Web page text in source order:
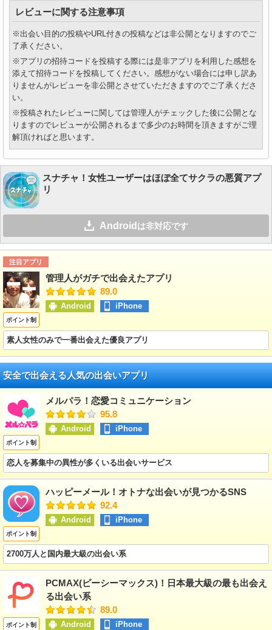
レビューに関する注意事項
※出会い目的の投稿やURL付きの投稿などは非公開となりますのでご
了承ください。
※アプリの招待コードを投稿する際には是非アプリを利用した感想を
添えて招待コードを投稿してください。感想がない場合には申し訳あ
りませんがレビューを非公開とさせていただきますのでご了承くださ
い。
※投稿されたレビューに関しては管理人がチェックした後に公開とな
りますのでレビューが公開されるまで多少のお時間を頂きますがご理
解頂ければと思います。
スナチャ！女性ユーザーはほぼ全てサクラの悪質アプ
リ
Android は非対応です
注目アプリ
ポイント制
管理人がガチで出会えたアプリ
89.0
Android iPhone
素人女性のみで一番出会えた優良アプリ
安全で出会える人気の出会いアプリ
ポイント制
メルパラ！恋愛コミュニケーション
95.8
Android iPhone
恋人を募集中の異性が多くいる出会いサービス
ポイント制
ハッピーメール！オトナな出会いが見つかるSNS
92.4
Android iPhone
2700万人と国内最大級の出会い系
ポイント制
PCMAX(ピーシーマックス)！日本最大級の最も出会え
る出会い系
89.0
Android iPhone